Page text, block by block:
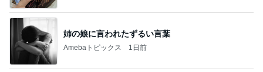
姉の娘に言われたずるい言葉
Amebaトピックス 1日前